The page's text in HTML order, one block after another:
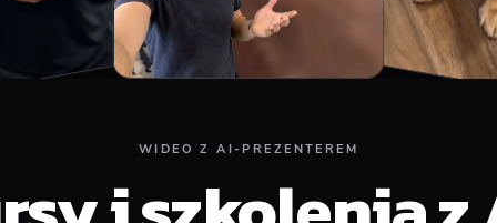
WIDEO Z AI-PREZENTEREM